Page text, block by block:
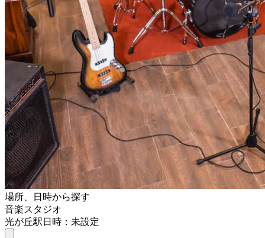
場所、日時から探す
音楽スタジオ
光が丘駅日時：未設定